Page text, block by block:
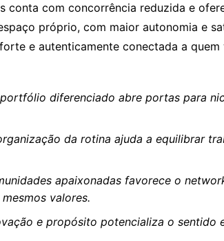
conta com concorrência reduzida e
próprio, com maior autonomia e
e autenticamente conectada a
diferenciado abre portas para
da rotina ajuda a equilibrar
apaixonadas favorece o
valores.
e propósito potencializa o sentido